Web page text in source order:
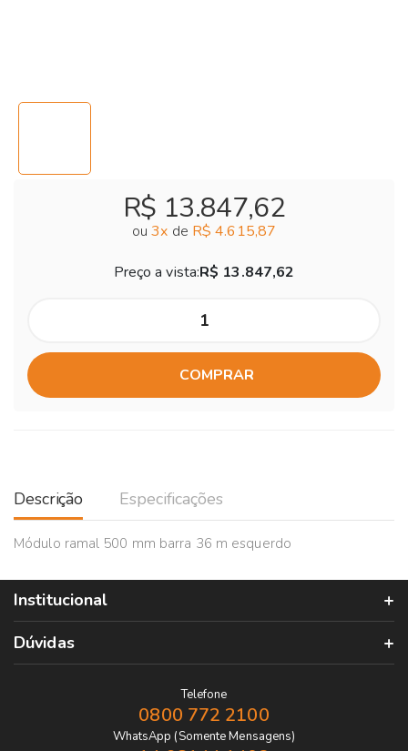
R$ 13.847,62
ou3x de R$ 4.615,87
Preço a vista:R$ 13.847,62
COMPRAR
Descrição Especificações
Módulo ramal 500 mm barra 36 m esquerdo
Institucional
Dúvidas
Telefone
0800 772 2100
WhatsApp (Somente Mensagens)